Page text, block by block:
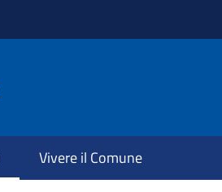
Vivere il Comune